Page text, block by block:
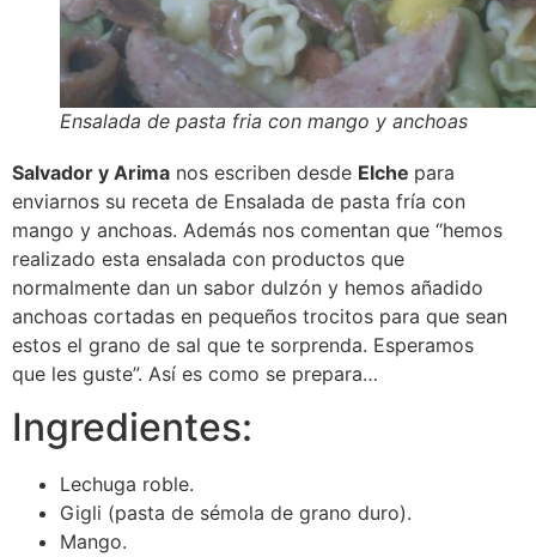
Ensalada de pasta fria con mango y anchoas
Salvador y Arima nos escriben desde Elche para
enviarnos su receta de Ensalada de pasta fría con
mango y anchoas. Además nos comentan que “hemos
realizado esta ensalada con productos que
normalmente dan un sabor dulzón y hemos añadido
anchoas cortadas en pequeños trocitos para que sean
estos el grano de sal que te sorprenda. Esperamos
que les guste”. Así es como se prepara…
Ingredientes:
Lechuga roble.
Gigli (pasta de sémola de grano duro).
Mango.